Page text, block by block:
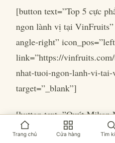
[button text=”Top 5 cực
ngon lành vị tại
angle-right”
link=”https://
nhat-tuoi-ngon-lanh-vi-
target=”_blank”]
[button text=”Quýt Mikan
niềm tự hào của
Trang chủ Cửa hàng Tìm